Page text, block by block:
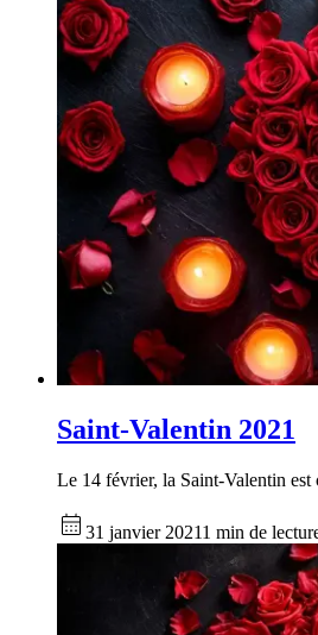
Saint-Valentin 2021
Le 14 février, la Saint-Valentin est
31 janvier 20211 min de